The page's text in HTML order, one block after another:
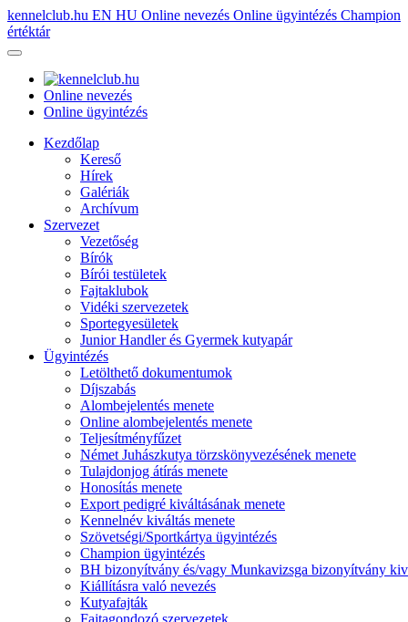
kennelclub.hu EN HU Online nevezés Online ügyintézés Champion
értéktár
Online nevezés
Online ügyintézés
Kezdőlap
Kereső
Hírek
Galériák
Archívum
Szervezet
Vezetőség
Bírók
Bírói testületek
Fajtaklubok
Vidéki szervezetek
Sportegyesületek
Junior Handler és Gyermek kutyapár
Ügyintézés
Letölthető dokumentumok
Díjszabás
Alombejelentés menete
Online alombejelentés menete
Teljesítményfűzet
Német Juhászkutya törzskönyvezésének menete
Tulajdonjog átírás menete
Honosítás menete
Export pedigré kiváltásának menete
Kennelnév kiváltás menete
Szövetségi/Sportkártya ügyintézés
Champion ügyintézés
BH bizonyítvány és/vagy Munkavizsga bizonyítvány
Kiállításra való nevezés
Kutyafajták
Fajtagondozó szervezetek